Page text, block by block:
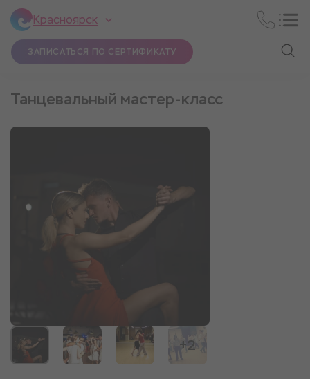
Красноярск
ЗАПИСАТЬСЯ ПО СЕРТИФИКАТУ
Танцевальный мастер-класс
+2